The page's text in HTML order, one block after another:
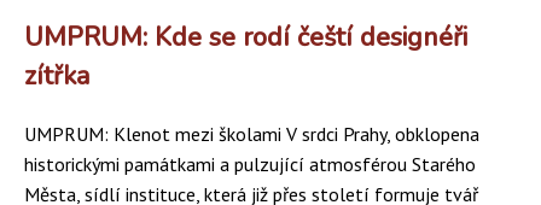
UMPRUM: Kde se rodí čeští designéři
zítřka
UMPRUM: Klenot mezi školami V srdci Prahy, obklopena
historickými památkami a pulzující atmosférou Starého
Města, sídlí instituce, která již přes století formuje tvář